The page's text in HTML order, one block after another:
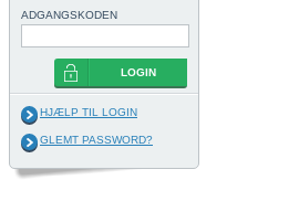
ADGANGSKODEN
LOGIN
HJÆLP TIL LOGIN
GLEMT PASSWORD?